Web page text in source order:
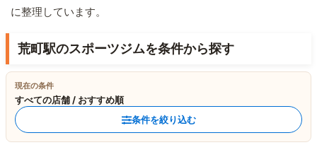
に整理しています。
荒町駅のスポーツジムを条件から探す
現在の条件
すべての店舗 / おすすめ順
条件を絞り込む